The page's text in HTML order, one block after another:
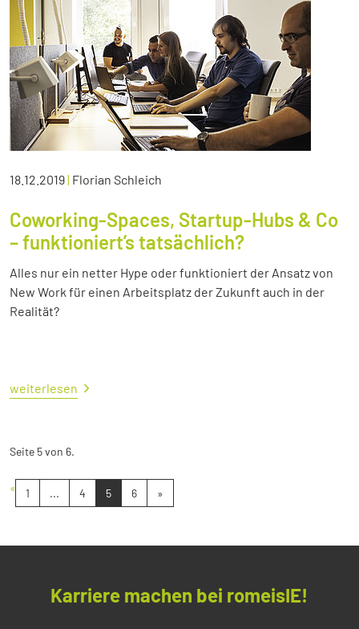
18.12.2019| Florian Schleich
Coworking-Spaces, Startup-Hubs & Co
– funktioniert’s tatsächlich?
Alles nur ein netter Hype oder funktioniert der Ansatz von
New Work für einen Arbeitsplatz der Zukunft auch in der
Realität?
weiterlesen
Seite 5 von 6.
« 1 ... 4 5 6 »
Karriere machen bei romeisIE!